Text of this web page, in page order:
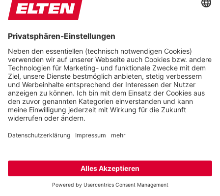
SEITE VORLESEN TÖNE STUMMSCHALTEN
Einstellungen zurücksetzen